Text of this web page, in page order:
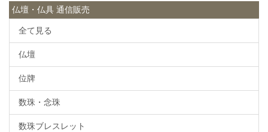
仏壇・仏具 通信販売
全て見る
仏壇
位牌
数珠・念珠
数珠ブレスレット